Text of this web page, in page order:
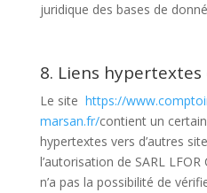
juridique des bases de
8. Liens hypertextes
Le site https://
marsan.fr/contient un
hypertextes vers d’autres
l’autorisation de SARL
n’a pas la possibilité de